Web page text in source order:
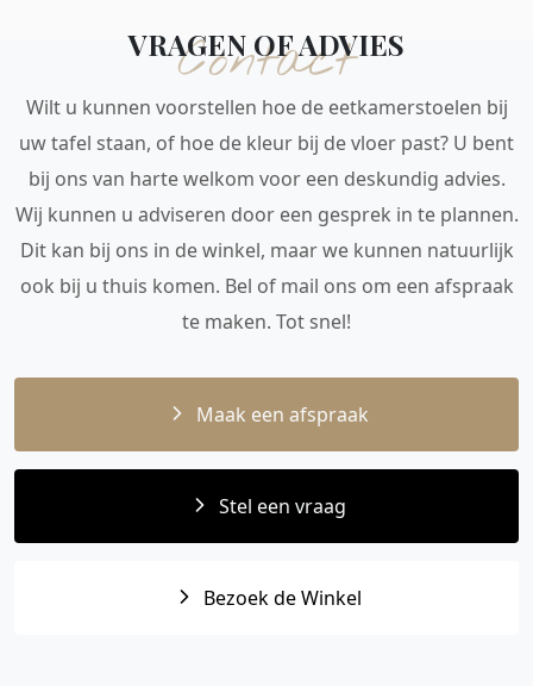
Contact
VRAGEN OF ADVIES
Wilt u kunnen voorstellen hoe de eetkamerstoelen bij
uw tafel staan, of hoe de kleur bij de vloer past? U bent
bij ons van harte welkom voor een deskundig advies.
Wij kunnen u adviseren door een gesprek in te plannen.
Dit kan bij ons in de winkel, maar we kunnen natuurlijk
ook bij u thuis komen. Bel of mail ons om een afspraak
te maken. Tot snel!
Maak een afspraak
Stel een vraag
Bezoek de Winkel